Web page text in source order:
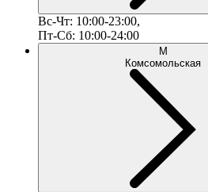
Вс-Чт: 10:00-23:00,
Пт-Сб: 10:00-24:00
М
Комсомольская